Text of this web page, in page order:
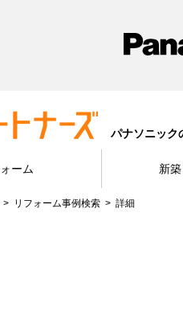
パナソニック
ーム 新
リフォーム事例検索 詳細